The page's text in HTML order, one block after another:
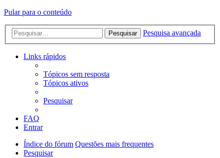
Pular para o conteúdo
Pesquisar Pesquisa avançada
Links rápidos
Tópicos sem resposta
Tópicos ativos
Pesquisar
FAQ
Entrar
Índice do fórum Questões mais frequentes
Pesquisar